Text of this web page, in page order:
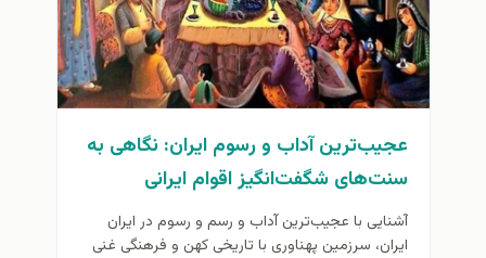
عجیب‌ترین آداب و رسوم ایران: نگاهی به
سنت‌های شگفت‌انگیز اقوام ایرانی
آشنایی با عجیب‌ترین آداب و رسم و رسوم در ایران
ایران، سرزمین پهناوری با تاریخی کهن و فرهنگی غنی